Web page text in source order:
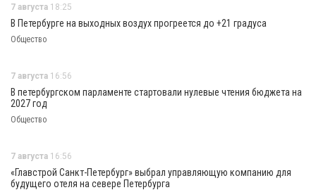
7 августа 18:25
В Петербурге на выходных воздух прогреется до +21 градуса
Общество
7 августа 16:56
В петербургском парламенте стартовали нулевые чтения бюджета на
2027 год
Общество
7 августа 16:56
«Главстрой Санкт-Петербург» выбрал управляющую компанию для
будущего отеля на севере Петербурга